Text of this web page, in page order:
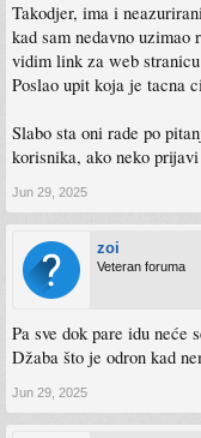
Takodjer, ima i
kad sam nedavno
vidim link za web
Poslao upit koja je tacna
Slabo sta oni rade po
korisnika, ako neko
Jun 29, 2025
zoi
Veteran foruma
Pa sve dok pare idu neće
Džaba što je odron kad
Jun 29, 2025